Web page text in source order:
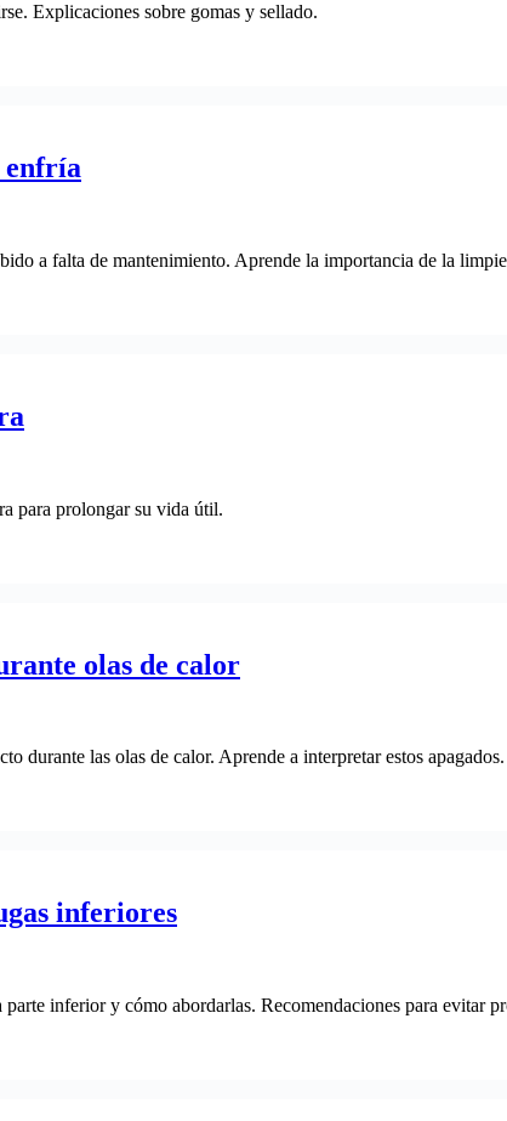
Explicaciones sobre gomas y sellado.
enfría
a falta de mantenimiento. Aprende la importancia de la
para prolongar su vida útil.
olas de calor
durante las olas de calor. Aprende a interpretar estos apagados.
inferiores
inferior y cómo abordarlas. Recomendaciones para evitar